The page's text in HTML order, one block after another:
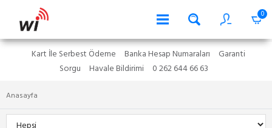
0
Kart İle Serbest Ödeme Banka Hesap Numaraları
Garanti
Sorgu
Havale Bildirimi 0 262 644 66 63
Anasayfa